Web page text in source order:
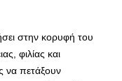
στην κορυφή του
φιλίας και
να πετάξουν